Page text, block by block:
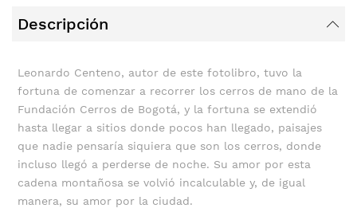
Descripción
Leonardo Centeno, autor de este fotolibro, tuvo la
fortuna de comenzar a recorrer los cerros de mano de la
Fundación Cerros de Bogotá, y la fortuna se extendió
hasta llegar a sitios donde pocos han llegado, paisajes
que nadie pensaría siquiera que son los cerros, donde
incluso llegó a perderse de noche. Su amor por esta
cadena montañosa se volvió incalculable y, de igual
manera, su amor por la ciudad.